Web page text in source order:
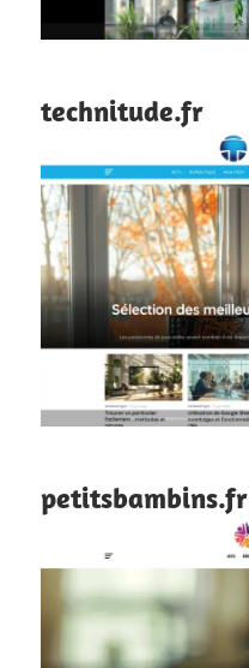
technitude.fr
petitsbambins.fr